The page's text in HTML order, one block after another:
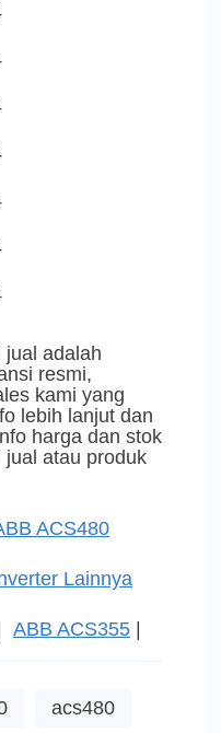
adalah
resmi,
kami yang
lebih lanjut dan
harga dan stok
atau produk
ACS480
Lainnya
ABB ACS355
acs480